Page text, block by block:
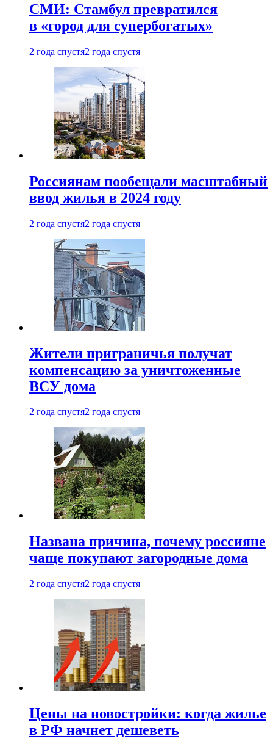
СМИ: Стамбул превратился
в «город для супербогатых»
2 года спустя2 года спустя
Россиянам пообещали масштабный
ввод жилья в 2024 году
2 года спустя2 года спустя
Жители приграничья получат
компенсацию за уничтоженные
ВСУ дома
2 года спустя2 года спустя
Названа причина, почему россияне
чаще покупают загородные дома
2 года спустя2 года спустя
Цены на новостройки: когда жилье
в РФ начнет дешеветь